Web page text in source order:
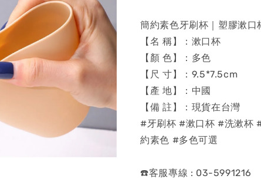
簡約素色牙刷杯｜塑膠漱
【名 稱】：漱口杯
【顏 色】：多色
【尺 寸】：9.5*7.5cm
【產 地】：中國
【備 註】：現貨在台灣
#牙刷杯 #漱口杯 #洗漱杯
約素色 #多色可選
☎️客服專線 : 03-5991216